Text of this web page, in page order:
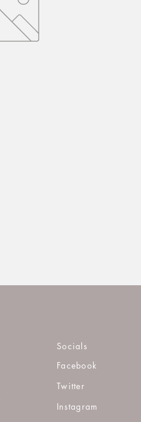
Socials
Facebook
Twitter
Instagram